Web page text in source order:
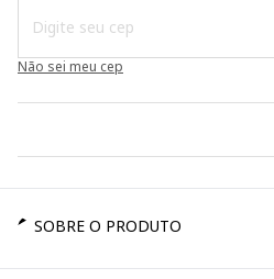
Não sei meu cep
SOBRE O PRODUTO